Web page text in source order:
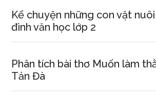
Kể chuyện những con vật
đình văn học lớp 2
Phân tích bài thơ Muốn làm
Tản Đà